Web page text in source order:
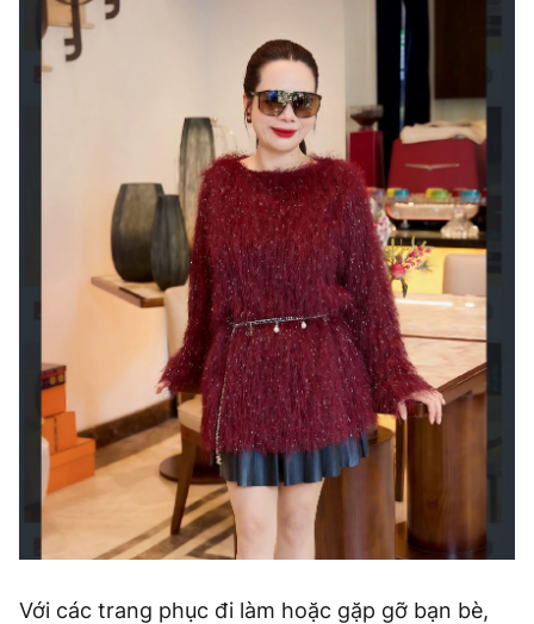
Với các trang phục đi làm hoặc gặp gỡ bạn bè,